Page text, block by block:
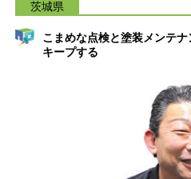
茨城県
こまめな点検と塗装メンテ
キープする